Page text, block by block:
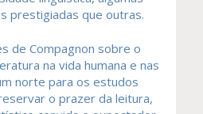
prestigiadas que outras.
de Compagnon sobre o
na vida humana e nas
norte para os estudos
o prazer da leitura,